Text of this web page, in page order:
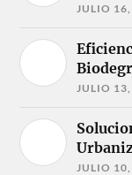
JULIO
JULIO
JULIO